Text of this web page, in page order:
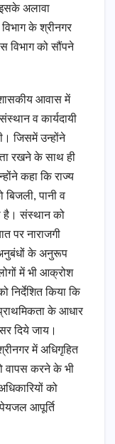
अलावा
के श्रीनगर
विभाग को सौंपने
आवास में
संस्थान व कार्यदायी
जिसमें उन्होंने
रखने के साथ ही
कहा कि राज्य
पानी व
है। संस्थान को
पर नाराजगी
अनुबंधों के अनुरूप
में भी आक्रोश
निर्देशित किया कि
के आधार
दिये जाय।
में अधिगृहित
वापस करने के भी
को
आपूर्ति